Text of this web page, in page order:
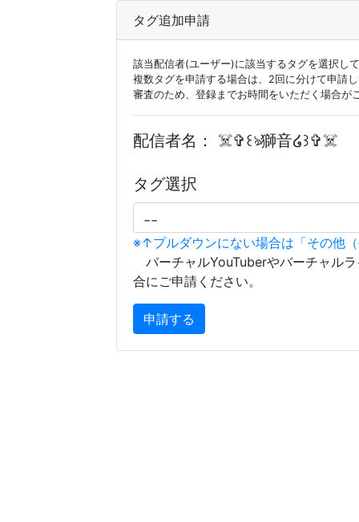
タグ追加申請
該当配信者(ユーザー)に該当するタグを選択し
複数タグを申請する場合は、2回に分けて申請
審査のため、登録までお時間をいただく場合が
配信者名： ☠️✞꒰ঌ獅音໒꒱✞☠️‪‪
タグ選択
※↑プルダウンにない場合は「その他
バーチャルYouTuberやバーチャル
合にご申請ください。
申請する